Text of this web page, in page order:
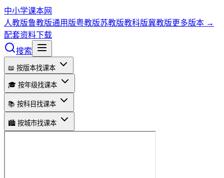
中小学课本网
人教版鲁教版通用版粤教版苏教版教科版冀教版更多版本 →
配套资料下载
搜索
📖 按版本找课本
🎓 按年级找课本
📚 按科目找课本
🏙️ 按城市找课本